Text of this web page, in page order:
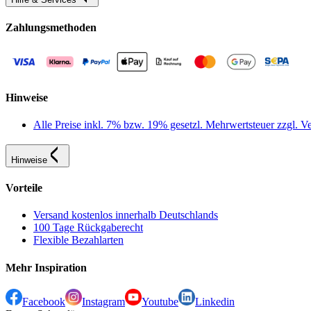
Zahlungsmethoden
Hinweise
Alle Preise inkl. 7% bzw. 19% gesetzl. Mehrwertsteuer zzgl.
Hinweise
Vorteile
Versand kostenlos innerhalb Deutschlands
100 Tage Rückgaberecht
Flexible Bezahlarten
Mehr Inspiration
Facebook Instagram Youtube
Linkedin